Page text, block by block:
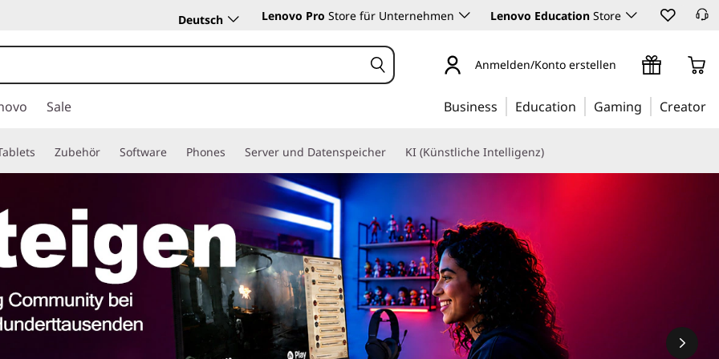
Deutsch Lenovo Pro Store für Unternehmen Lenovo Education Store
Anmelden/Konto erstellen
Sale Business Education Gaming Creator
Zubehör Software Phones Server und Datenspeicher KI (Künstliche Intelligenz)